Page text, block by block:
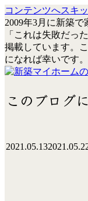
コンテンツへスキ
2009年3月に新築
「これは失敗だ
掲載しています。
になれば幸いです。
このブログ
2021.05.13